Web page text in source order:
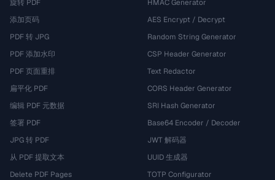
旋转 PDF
添加页码
PDF 转 JPG
PDF 添加水印
PDF 页面重排
扁平化 PDF
编辑 PDF 元数据
签署 PDF
JPG 转 PDF
从 PDF 提取文本
Delete PDF Pages
HMAC Generator
AES Encrypt / Decrypt
Random String Generator
CSP Header Generator
Text Redactor
CORS Header Generator
SRI Hash Generator
Base64 Encoder / Decoder
JWT 解码器
UUID 生成器
TOTP Configurator